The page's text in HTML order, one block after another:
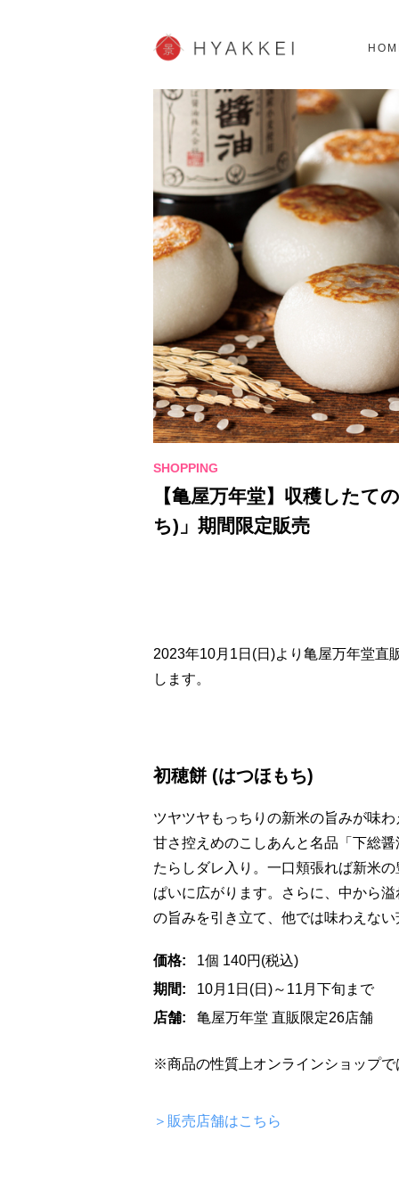
JP info
【亀屋万年堂】収穫したて
ち)」期間限定販売
2023年10月1日(日)より亀屋万年堂直
します。
初穂餅 (はつほもち)
ツヤツヤもっちりの新米の旨みが味
甘さ控えめのこしあんと名品「下総
たらしダレ入り。一口頬張れば新米
ぱいに広がります。さらに、中から
の旨みを引き立て、他では味わえな
価格:
1個 140円(税込)
期間:
10月1日(日)～11月下旬まで
店舗:
亀屋万年堂 直販限定26店舗
※商品の性質上オンラインショップ
＞販売店舗はこちら